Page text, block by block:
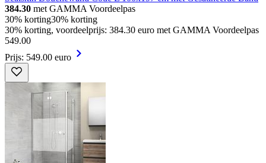
384.30 met GAMMA Voordeelpas
30% korting30% korting
30% korting, voordeelprijs: 384.30 euro met GAMMA Voordeelpas
549.00
Prijs: 549.00 euro